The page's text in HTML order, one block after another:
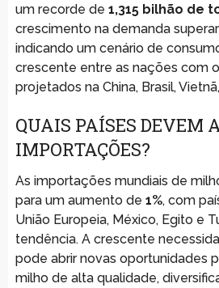
um recorde de 1,315 bilhão de
crescimento na demanda
indicando um cenário de
crescente entre as nações com
projetados na China, Brasil,
QUAIS PAÍSES DEVEM
IMPORTAÇÕES?
As importações mundiais de
para um aumento de 1%, com
União Europeia, México, Egito e
tendência. A crescente
pode abrir novas oportunidades
milho de alta qualidade,